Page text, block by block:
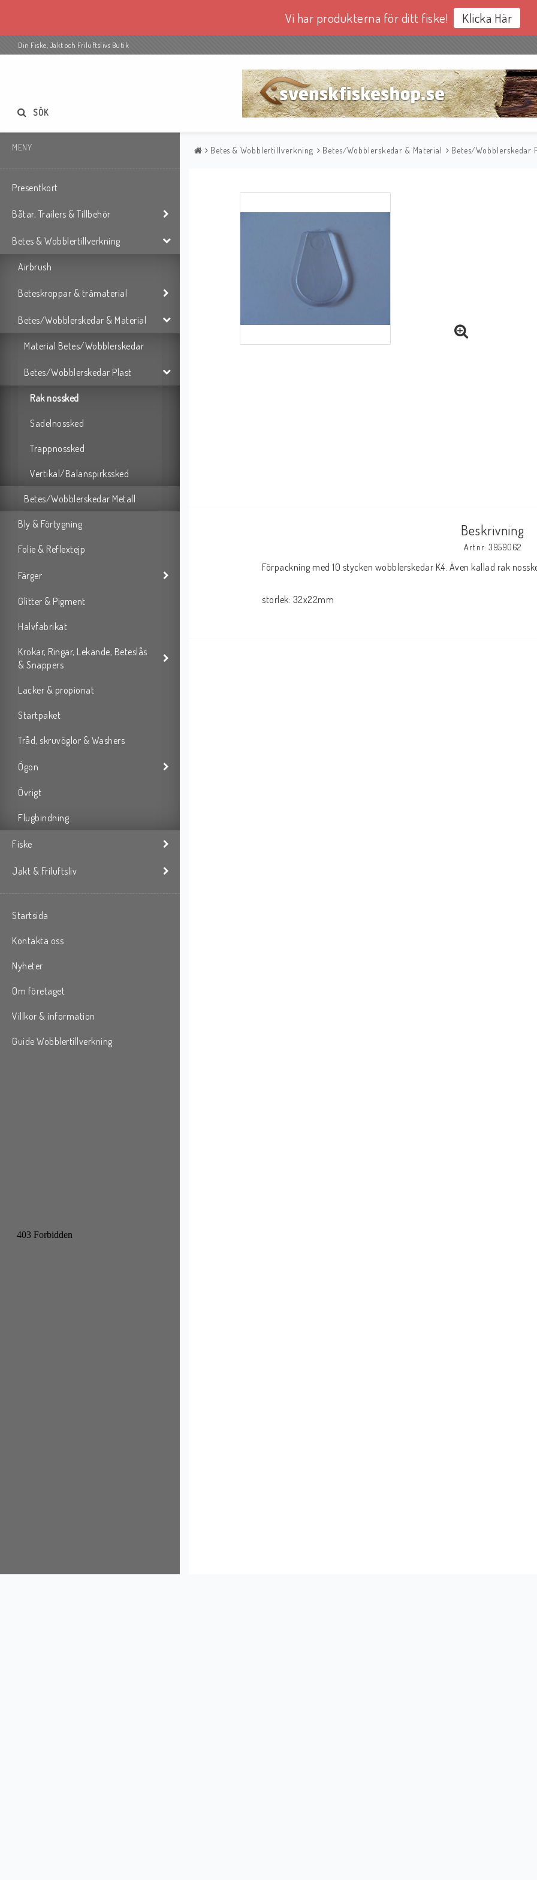
Vi har produkterna för ditt fiske! Klicka Här
Din Fiske, Jakt och Friluftslivs Butik
SÖK
MENY
Presentkort
Båtar, Trailers & Tillbehör
Betes & Wobblertillverkning
Airbrush
Beteskroppar & trämaterial
Betes/Wobblerskedar & Material
Material Betes/Wobblerskedar
Betes/Wobblerskedar Plast
Rak nossked
Sadelnossked
Trappnossked
Vertikal/Balanspirkssked
Betes/Wobblerskedar Metall
Bly & Förtygning
Folie & Reflextejp
Färger
Glitter & Pigment
Halvfabrikat
Krokar, Ringar, Lekande, Beteslås
& Snappers
Lacker & propionat
Startpaket
Tråd, skruvöglor & Washers
Ögon
Övrigt
Flugbindning
Fiske
Jakt & Friluftsliv
Startsida
Kontakta oss
Nyheter
Om företaget
Villkor & information
Guide Wobblertillverkning
Betes & Wobblertillverkning Betes/Wobblerskedar & Material Betes/Wobblerskedar
Beskrivning
Art.nr: 3959062
Förpackning med 10 stycken wobblerskedar K4. Även kallad rak
storlek: 32x22mm